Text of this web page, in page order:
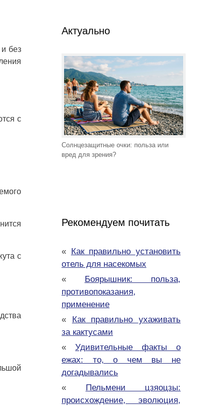
без
с
с
Актуально
Солнцезащитные очки: польза или
вред для зрения?
Рекомендуем почитать
«
Как правильно установить
отель для насекомых
«
Боярышник: польза,
противопоказания,
применение
«
Как правильно ухаживать
за кактусами
« Удивительные факты о
ежах: то, о чем вы не
догадывались
«
Пельмени цзяоцзы:
происхождение, эволюция,